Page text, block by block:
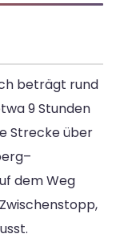
beträgt rund
9 Stunden
Strecke über
dem Weg